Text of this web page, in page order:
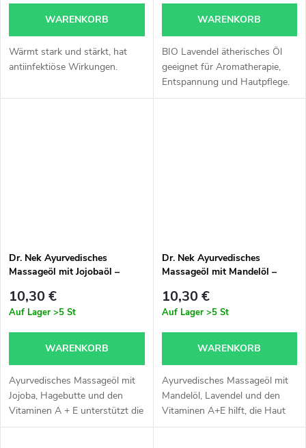
WARENKORB
Wärmt stark und stärkt, hat
antiinfektiöse Wirkungen.
WARENKORB
BIO Lavendel ätherisches Öl
geeignet für Aromatherapie,
Entspannung und Hautpflege.
Sein sanfter Kräuterduft hilft,
Dr. Nek Ayurvedisches
Massageöl mit Jojobaöl –
Haut
10,30 €
Auf Lager >5 St
WARENKORB
Ayurvedisches Massageöl mit
Jojoba, Hagebutte und den
Vitaminen A + E unterstützt die
Regeneration der Haut und
Dr. Nek Ayurvedisches
Massageöl mit Mandelöl –
10,30 €
Auf Lager >5 St
WARENKORB
Ayurvedisches Massageöl mit
Mandelöl, Lavendel und den
Vitaminen A+E hilft, die Haut
zu beruhigen und unterstützt